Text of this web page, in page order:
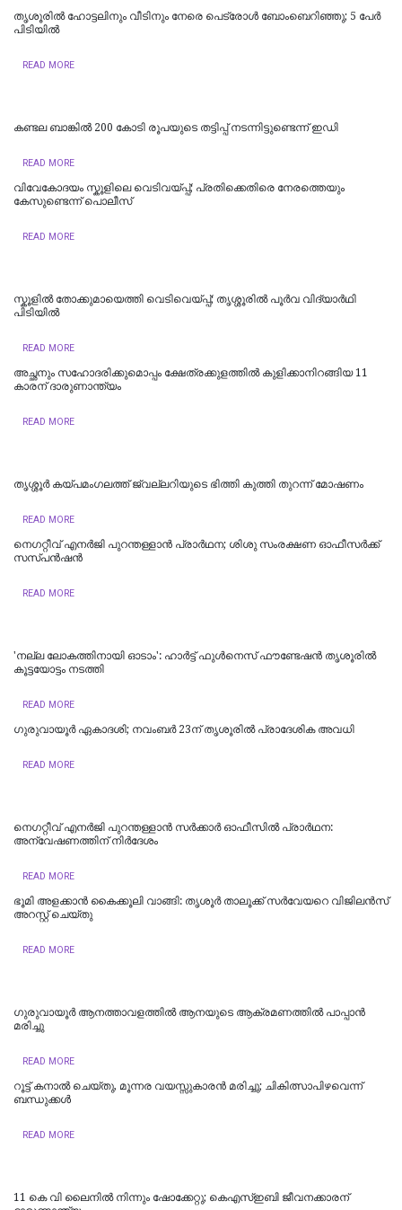
തൃശൂരിൽ ഹോട്ടലിനും വീടിനും നേരെ പെട്രോൾ ബോംബെറിഞ്ഞു; 5 പേർ
പിടിയിൽ
READ MORE
കണ്ടല ബാങ്കിൽ 200 കോടി രൂപയുടെ തട്ടിപ്പ് നടന്നിട്ടുണ്ടെന്ന് ഇഡി
READ MORE
വിവേകോദയം സ്കൂളിലെ വെടിവയ്പ്പ്; പ്രതിക്കെതിരെ നേരത്തെയും
കേസുണ്ടെന്ന് പൊലീസ്
READ MORE
സ്കൂളിൽ തോക്കുമായെത്തി വെടിവെയ്പ്പ്; തൃശ്ശൂരില്‍ പൂർവ വിദ്യാർഥി
പിടിയിൽ
READ MORE
അച്ഛനും സഹോദരിക്കുമൊപ്പം ക്ഷേത്രക്കുളത്തിൽ കുളിക്കാനിറങ്ങിയ 11
കാരന് ദാരുണാന്ത്യം
READ MORE
തൃശ്ശൂർ കയ്പമംഗലത്ത് ജ്വല്ലറിയുടെ ഭിത്തി കുത്തി തുറന്ന് മോഷണം
READ MORE
നെഗറ്റീവ് എനർജി പുറന്തള്ളാൻ പ്രാർഥന; ശിശു സംരക്ഷണ ഓഫീസർക്ക്
സസ്പൻഷൻ
READ MORE
'നല്ല ലോകത്തിനായി ഓടാം': ഹാർട്ട് ഫുൾനെസ് ഫൗണ്ടേഷൻ തൃശൂരില്‍
കൂട്ടയോട്ടം നടത്തി
READ MORE
ഗുരുവായൂർ ഏകാദശി; നവംബർ 23ന് തൃശൂരിൽ പ്രാദേശിക അവധി
READ MORE
നെഗറ്റീവ് എനര്‍ജി പുറന്തള്ളാന്‍ സര്‍ക്കാര്‍ ഓഫീസില്‍ പ്രാര്‍ഥന:
അന്വേഷണത്തിന് നിര്‍ദേശം
READ MORE
ഭൂമി അളക്കാൻ കൈക്കൂലി വാങ്ങി: തൃശൂർ താലൂക്ക് സർവേയറെ വിജിലൻസ്
അറസ്റ്റ് ചെയ്തു
READ MORE
ഗുരുവായൂർ ആനത്താവളത്തിൽ ആനയുടെ ആക്രമണത്തിൽ പാപ്പാൻ
മരിച്ചു
READ MORE
റൂട്ട് കനാൽ ചെയ്തു, മൂന്നര വയസ്സുകാരൻ മരിച്ചു; ചികിത്സാപിഴവെന്ന്
ബന്ധുക്കൾ
READ MORE
11 കെ വി ലൈനിൽ നിന്നും ഷോക്കേറ്റു; കെഎസ്ഇബി ജീവനക്കാരന്